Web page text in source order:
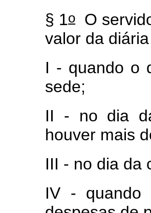
§ 1oO
valor da
I - quando o
sede;
II - no dia
houver mais
III - no dia da
IV - quando